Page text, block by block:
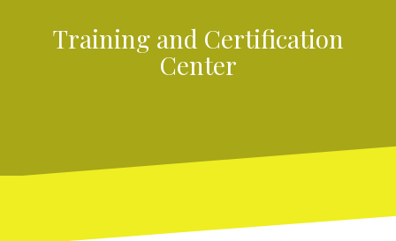
Training and Certification
Center